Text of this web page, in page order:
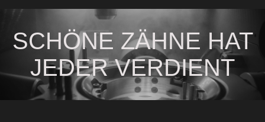
SCHÖNE ZÄHNE HAT
JEDER VERDIENT